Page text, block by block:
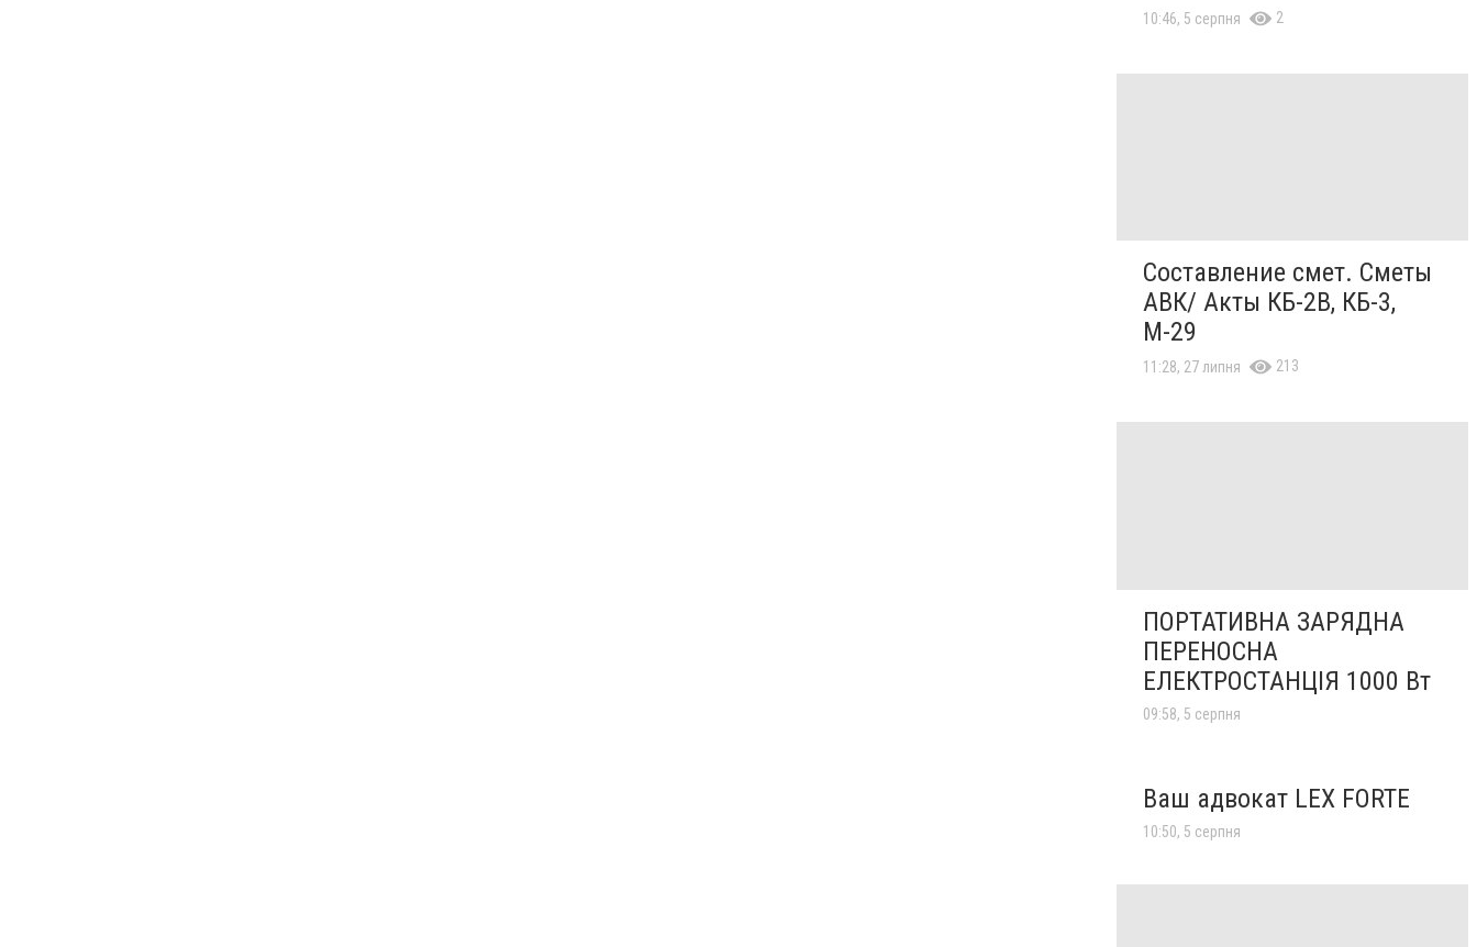
10:46, 5 серпня 2
Составление смет. Сметы
АВК/ Акты КБ-2В, КБ-3,
М-29
11:28, 27 липня 213
ПОРТАТИВНА ЗАРЯДНА
ПЕРЕНОСНА
ЕЛЕКТРОСТАНЦІЯ 1000 Вт
09:58, 5 серпня
Ваш адвокат LEX FORTE
10:50, 5 серпня